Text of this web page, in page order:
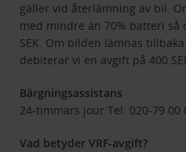
gäller vid återlämning av bil.
med mindre än 70% batteri så
SEK. Om bilden lämnas
debiterar vi en avgift på 400
Bärgningsassistans
24-timmars jour Tel: 020-79 00
Vad betyder VRF-avgift?